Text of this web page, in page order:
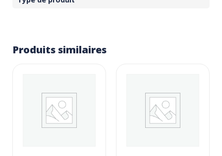
Produits similaires